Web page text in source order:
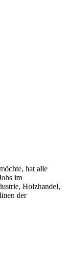
hat alle
im
Holzhandel,
der